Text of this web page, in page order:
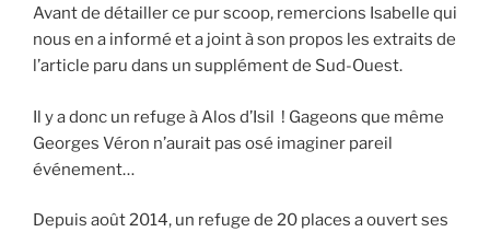
Avant de détailler ce pur scoop, remercions Isabelle qui
nous en a informé et a joint à son propos les extraits de
l’article paru dans un supplément de Sud-Ouest.
Il y a donc un refuge à Alos d’Isil ! Gageons que même
Georges Véron n’aurait pas osé imaginer pareil
événement…
Depuis août 2014, un refuge de 20 places a ouvert ses